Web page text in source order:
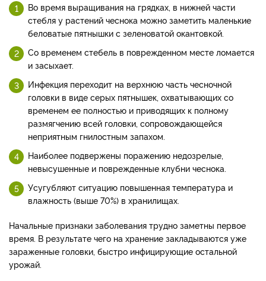
Во время выращивания на грядках, в нижней части
стебля у растений чеснока можно заметить маленькие
беловатые пятнышки с зеленоватой окантовкой.
Со временем стебель в поврежденном месте ломается
и засыхает.
Инфекция переходит на верхнюю часть чесночной
головки в виде серых пятнышек, охватывающих со
временем ее полностью и приводящих к полному
размягчению всей головки, сопровождающейся
неприятным гнилостным запахом.
Наиболее подвержены поражению недозрелые,
невысушенные и поврежденные клубни чеснока.
Усугубляют ситуацию повышенная температура и
влажность (выше 70%) в хранилищах.
Начальные признаки заболевания трудно заметны первое
время. В результате чего на хранение закладываются уже
зараженные головки, быстро инфицирующие остальной
урожай.